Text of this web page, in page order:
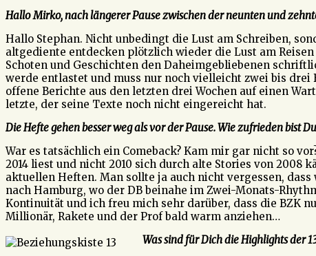
Hallo Mirko, nach längerer Pause zwischen der neunten und
Hallo Stephan. Nicht unbedingt die Lust am Schreiben,
altgediente entdecken plötzlich wieder die Lust am
Schoten und Geschichten den Daheimgebliebenen
werde entlastet und muss nur noch vielleicht zwei bis drei
offene Berichte aus den letzten drei Wochen auf einen
letzte, der seine Texte noch nicht eingereicht hat.
Die Hefte gehen besser weg als vor der Pause. Wie zufrieden bist
War es tatsächlich ein Comeback? Kam mir gar nicht so
2014 liest und nicht 2010 sich durch alte Stories von 2008
aktuellen Heften. Man sollte ja auch nicht vergessen,
nach Hamburg, wo der DB beinahe im Zwei-Monats-
Kontinuität und ich freu mich sehr darüber, dass die BZK
Millionär, Rakete und der Prof bald warm anziehen…
Was sind für Dich die Highlights der